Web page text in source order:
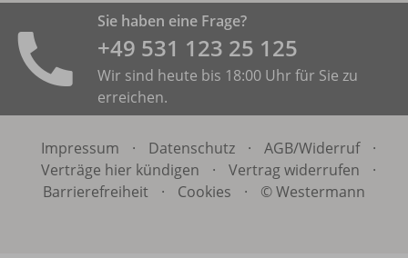
Sie haben eine Frage?
+49 531 ­123 25 125
Wir sind heute bis 18:00 Uhr für Sie zu
erreichen.
Impressum · Datenschutz · AGB/Widerruf
·
Verträge hier kündigen
· Vertrag widerrufen
·
Barrierefreiheit
· Cookies · © Westermann